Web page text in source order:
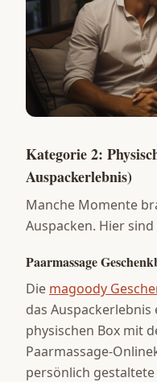
Kategorie 2:
Auspackerlebnis)
Manche Momente
Auspacken. Hier
Paarmassage
Die magoody
das
physischen Box mit
Paarmassage-
persönlich